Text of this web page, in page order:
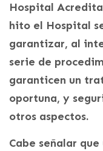
Hospital
hito el Hospital
garantizar, al
serie de
garanticen un
oportuna, y
otros aspectos.
Cabe señalar